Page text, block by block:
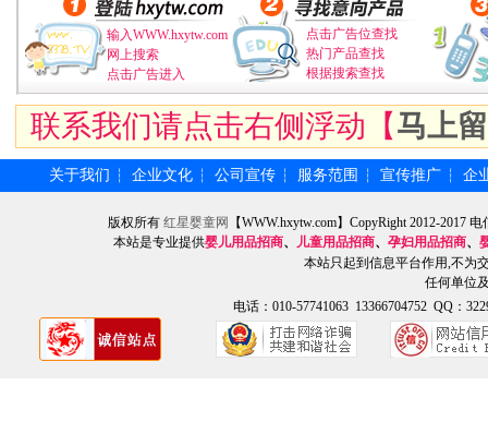
输入WWW.hxytw.com
网上搜索
点击广告进入
点击广告位查找
热门产品查找
根据搜索查找
联系我们请点击右侧浮动【马上
关于我们 ┆ 企业文化 ┆ 公司宣传 ┆ 服务范围 ┆ 宣传推广 ┆ 企
版权所有 红星婴童网
【WWW.hxytw.com】CopyRight 2012-2017
本站是专业提供婴儿用品招商、 儿童用品招商、 孕妇用品招商、
本站只起到信息平台作用,不为
任何单位
电话：010-57741063 13366704752 QQ：